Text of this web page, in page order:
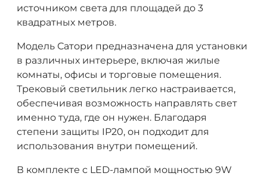
источником света для площадей до 3
квадратных метров.
Модель Сатори предназначена для установки
в различных интерьере, включая жилые
комнаты, офисы и торговые помещения.
Трековый светильник легко настраивается,
обеспечивая возможность направлять свет
именно туда, где он нужен. Благодаря
степени защиты IP20, он подходит для
использования внутри помещений.
В комплекте с LED-лампой мощностью 9W